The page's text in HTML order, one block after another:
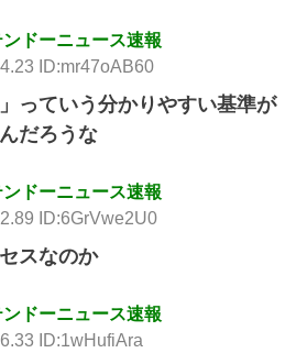
ドーニュース速報
ID:mr47oAB60
っていう分かりやすい基準が
だろうな
ドーニュース速報
ID:6GrVwe2U0
スなのか
ドーニュース速報
ID:1wHufiAra